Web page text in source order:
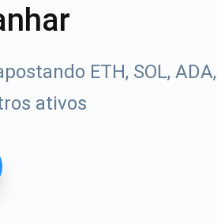
ETH, SOL, ADA,
ativos
de